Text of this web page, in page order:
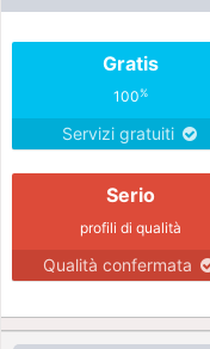
Gratis
100%
Servizi gratuiti
Serio
profili di qualità
Qualità confermata